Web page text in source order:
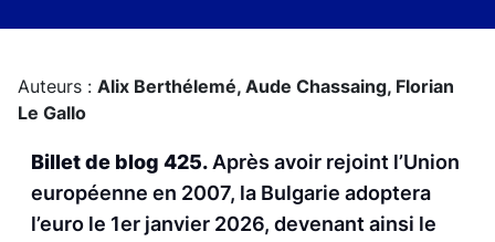
Auteurs : Alix Berthélemé, Aude Chassaing, Florian
Le Gallo
Billet de blog 425. Après avoir rejoint l’Union
européenne en 2007, la Bulgarie adoptera
l’euro le 1er janvier 2026, devenant ainsi le